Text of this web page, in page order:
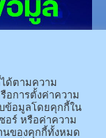
รศัพท์ : 043-602-055 โทรสาร :
043-602-044
โทรศัพท์ 043-811128 08-
ด้ตามความ
อการตั้งค่าความ
ข้อมูลโดยคุกกี้ใน
อร์ หรือค่าความ
นของคุกกี้ทั้งหมด